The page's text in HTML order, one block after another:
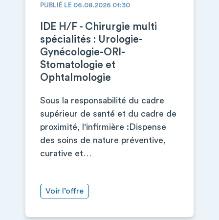
PUBLIÉ LE 06.08.2026 01:30
IDE H/F - Chirurgie multi
spécialités : Urologie-
Gynécologie-ORl-
Stomatologie et
Ophtalmologie
Sous la responsabilité du cadre
supérieur de santé et du cadre de
proximité, l'infirmière :Dispense
des soins de nature préventive,
curative et…
Voir l’offre